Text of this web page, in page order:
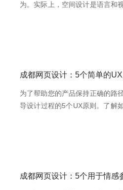
为。实际上，空间设计是语言和
间存在于中间的某个位置，处理
为了帮助您的产品保持正确的路
导设计过程的5个UX原则。了解
使得将所述用户体验决策纳入最